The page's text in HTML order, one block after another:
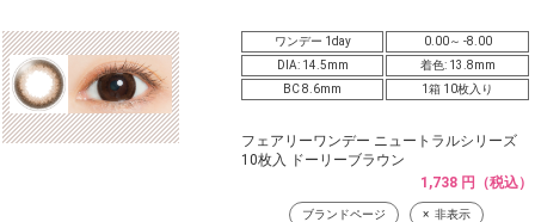
ワンデー 1day
0.00～ -8.00
DIA: 14.5mm
着色: 13.8mm
BC 8.6mm
1箱 10枚入り
フェアリーワンデー ニュートラルシリーズ
10枚入 ドーリーブラウン
1,738 円（税込）
ブランドページ 非表示